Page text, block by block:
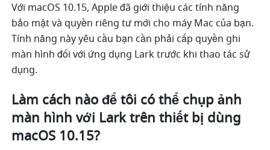
Với macOS 10.15, Apple đã giới thiệu các tính năng
bảo mật và quyền riêng tư mới cho máy Mac của bạn.
Tính năng này yêu cầu bạn cần phải cấp quyền ghi
màn hình đối với ứng dụng Lark trước khi thao tác sử
dụng.
Làm cách nào để tôi có thể chụp ảnh
màn hình với Lark trên thiết bị dùng
macOS 10.15?